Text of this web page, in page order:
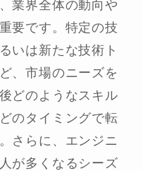
業界全体の動向や
要です。特定の技
いは新たな技術ト
、市場のニーズを
どのようなスキル
のタイミングで転
さらに、エンジニ
が多くなるシーズ